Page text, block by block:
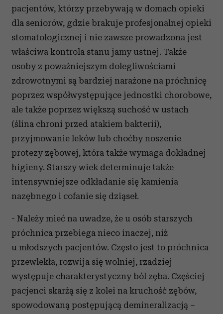
pacjentów, którzy przebywają w domach opieki
dla seniorów, gdzie brakuje profesjonalnej opieki
stomatologicznej i nie zawsze prowadzona jest
właściwa kontrola stanu jamy ustnej. Także
osoby z poważniejszym dolegliwościami
zdrowotnymi są bardziej narażone na próchnicę
poprzez współwystępujące jednostki chorobowe,
ale także poprzez większą suchość w ustach
(ślina chroni przed atakiem bakterii),
przyjmowanie leków lub choćby noszenie
protezy zębowej, która także wymaga dokładnej
higieny. Starszy wiek determinuje także
intensywniejsze odkładanie się kamienia
nazębnego i cofanie się dziąseł.
- Należy mieć na uwadze, że u osób starszych
próchnica przebiega nieco inaczej, niż
u młodszych pacjentów. Często jest to próchnica
przewlekła, rozwija się wolniej, rzadziej
występuje charakterystyczny ból zęba. Częściej
pacjenci skarżą się z kolei na kruchość zębów,
spowodowaną postępującą demineralizacją –